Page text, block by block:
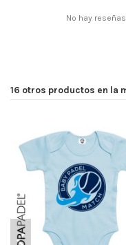
No hay
16 otros productos en la